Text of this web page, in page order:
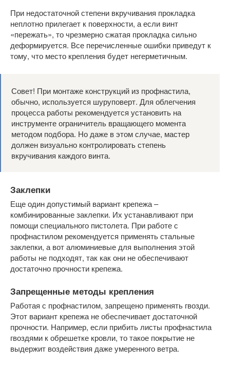
При недостаточной степени вкручивания прокладка
неплотно прилегает к поверхности, а если винт
«пережать», то чрезмерно сжатая прокладка сильно
деформируется. Все перечисленные ошибки приведут к
тому, что место крепления будет негерметичным.
Совет! При монтаже конструкций из профнастила,
обычно, используется шуруповерт. Для облегчения
процесса работы рекомендуется установить на
инструменте ограничитель вращающего момента
методом подбора. Но даже в этом случае, мастер
должен визуально контролировать степень
вкручивания каждого винта.
Заклепки
Еще один допустимый вариант крепежа –
комбинированные заклепки. Их устанавливают при
помощи специального пистолета. При работе с
профнастилом рекомендуется применять стальные
заклепки, а вот алюминиевые для выполнения этой
работы не подходят, так как они не обеспечивают
достаточно прочности крепежа.
Запрещенные методы крепления
Работая с профнастилом, запрещено применять гвозди.
Этот вариант крепежа не обеспечивает достаточной
прочности. Например, если прибить листы профнастила
гвоздями к обрешетке кровли, то такое покрытие не
выдержит воздействия даже умеренного ветра.